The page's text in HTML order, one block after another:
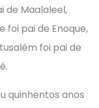
de Maalaleel,
foi pai de Enoque,
foi pai de
quinhentos anos